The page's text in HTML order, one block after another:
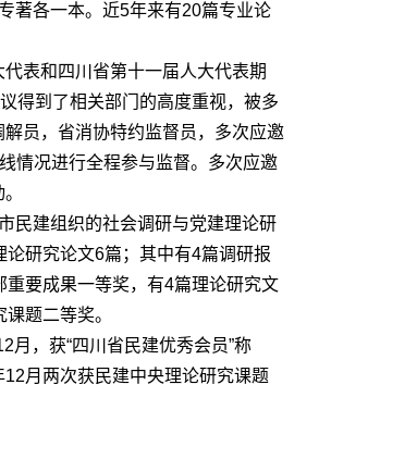
著各一本。近5年来有20篇专业论
表和四川省第十一届人大代表期
得到了相关部门的高度重视，被多
员，省消协特约监督员，多次应邀
情况进行全程参与监督。多次应邀
民建组织的社会调研与党建理论研
研究论文6篇；其中有4篇调研报
要成果一等奖，有4篇理论研究文
题二等奖。
月，获“四川省民建优秀会员”称
月两次获民建中央理论研究课题